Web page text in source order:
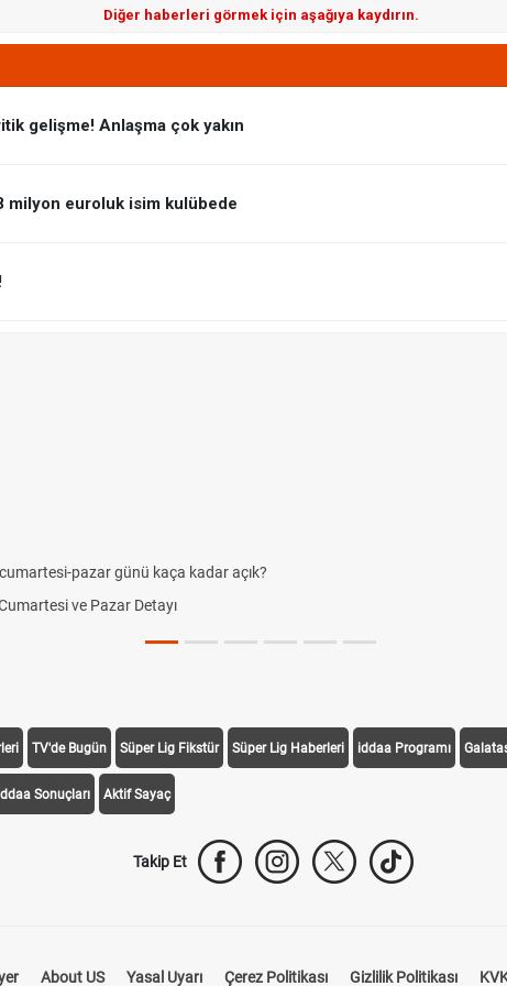
Diğer haberleri görmek için aşağıya kaydırın.
gelişme! Anlaşma çok yakın
milyon euroluk isim kulübede
pazar günü kaça kadar açık?
ve Pazar Detayı
TV'de Bugün Süper Lig Fikstür Süper Lig Haberleri iddaa Programı
Sonuçları Aktif Sayaç
Takip Et
About US Yasal Uyarı Çerez Politikası Gizlilik Politikası